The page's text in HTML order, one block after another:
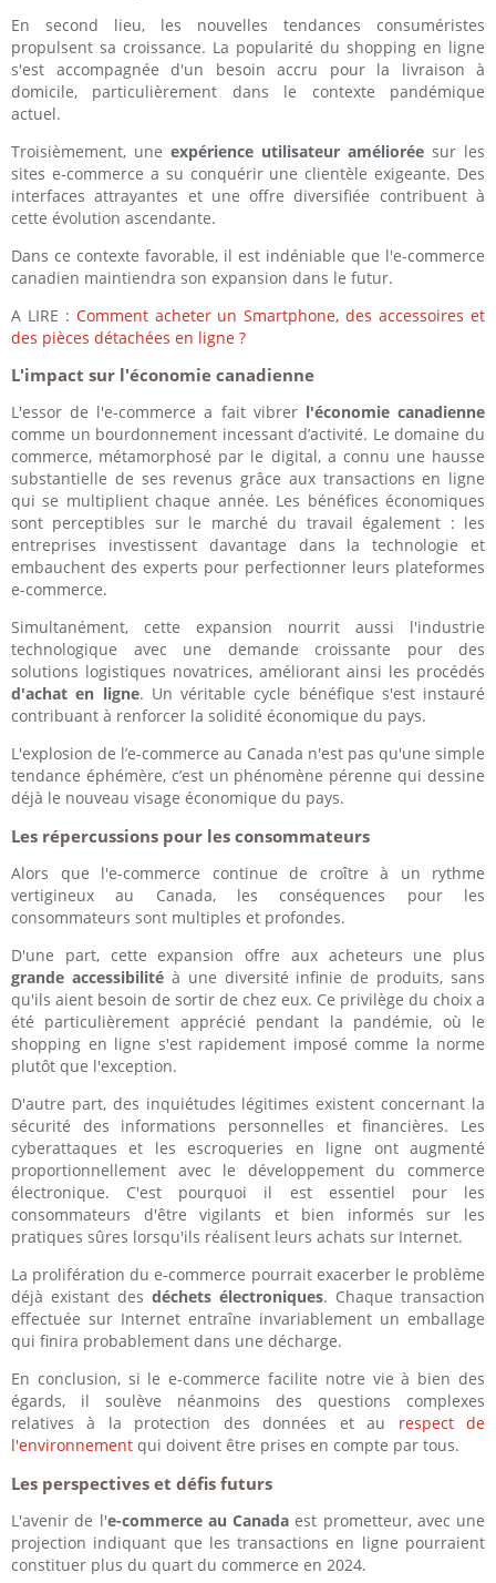
En second lieu, les nouvelles tendances consuméristes
propulsent sa croissance. La popularité du shopping en ligne
s'est accompagnée d'un besoin accru pour la livraison à
domicile, particulièrement dans le contexte pandémique
actuel.
Troisièmement, une expérience utilisateur améliorée sur les
sites e-commerce a su conquérir une clientèle exigeante. Des
interfaces attrayantes et une offre diversifiée contribuent à
cette évolution ascendante.
Dans ce contexte favorable, il est indéniable que l'e-commerce
canadien maintiendra son expansion dans le futur.
A LIRE : Comment acheter un Smartphone, des accessoires et
des pièces détachées en ligne ?
L'impact sur l'économie canadienne
L'essor de l'e-commerce a fait vibrer l'économie canadienne
comme un bourdonnement incessant d’activité. Le domaine du
commerce, métamorphosé par le digital, a connu une hausse
substantielle de ses revenus grâce aux transactions en ligne
qui se multiplient chaque année. Les bénéfices économiques
sont perceptibles sur le marché du travail également : les
entreprises investissent davantage dans la technologie et
embauchent des experts pour perfectionner leurs plateformes
e-commerce.
Simultanément, cette expansion nourrit aussi l'industrie
technologique avec une demande croissante pour des
solutions logistiques novatrices, améliorant ainsi les procédés
d'achat en ligne. Un véritable cycle bénéfique s'est instauré
contribuant à renforcer la solidité économique du pays.
L'explosion de l’e-commerce au Canada n'est pas qu'une simple
tendance éphémère, c’est un phénomène pérenne qui dessine
déjà le nouveau visage économique du pays.
Les répercussions pour les consommateurs
Alors que l'e-commerce continue de croître à un rythme
vertigineux au Canada, les conséquences pour les
consommateurs sont multiples et profondes.
D'une part, cette expansion offre aux acheteurs une plus
grande accessibilitéà une diversité infinie de produits, sans
qu'ils aient besoin de sortir de chez eux. Ce privilège du choix a
été particulièrement apprécié pendant la pandémie, où le
shopping en ligne s'est rapidement imposé comme la norme
plutôt que l'exception.
D'autre part, des inquiétudes légitimes existent concernant la
sécurité des informations personnelles et financières. Les
cyberattaques et les escroqueries en ligne ont augmenté
proportionnellement avec le développement du commerce
électronique. C'est pourquoi il est essentiel pour les
consommateurs d'être vigilants et bien informés sur les
pratiques sûres lorsqu'ils réalisent leurs achats sur Internet.
La prolifération du e-commerce pourrait exacerber le problème
déjà existant des déchets électroniques. Chaque transaction
effectuée sur Internet entraîne invariablement un emballage
qui finira probablement dans une décharge.
En conclusion, si le e-commerce facilite notre vie à bien des
égards, il soulève néanmoins des questions complexes
relatives à la protection des données et au respect de
l'environnement qui doivent être prises en compte par tous.
Les perspectives et défis futurs
L'avenir de l'e-commerce au Canada est prometteur, avec une
projection indiquant que les transactions en ligne pourraient
constituer plus du quart du commerce en 2024.